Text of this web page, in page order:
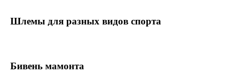
Шлемы для разных видов спорта
Бивень мамонта